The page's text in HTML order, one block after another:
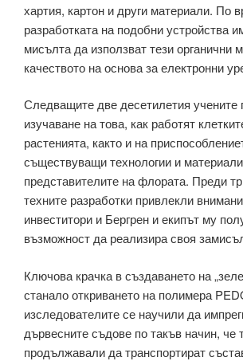
хартия, картон и други материали. По
разработката на подобни устройства
мисълта да използват тези органични
качеството на основа за електронни
Следващите две десетилетия учените
изучаване на това, как работят
растенията, както и на
съществуващи технологии и
представителите на флората. Преди
техните разработки привлекли
инвеститори и Бергрен и екипът му
възможност да реализира своя
Ключова крачка в създаването на
станало откриването на полимера
изследователите се научили да
дървесните съдове по такъв начин, че
продължавали да транспортират